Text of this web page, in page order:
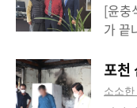
[윤충
가 끝
습니
의 경
포천
소소한